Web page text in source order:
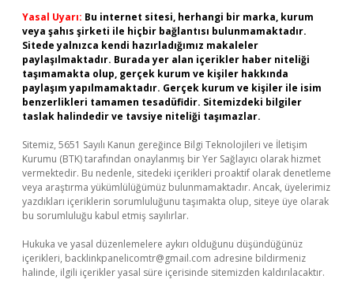
Yasal Uyarı: Bu internet sitesi, herhangi bir marka, kurum
veya şahıs şirketi ile hiçbir bağlantısı bulunmamaktadır.
Sitede yalnızca kendi hazırladığımız makaleler
paylaşılmaktadır. Burada yer alan içerikler haber niteliği
taşımamakta olup, gerçek kurum ve kişiler hakkında
paylaşım yapılmamaktadır. Gerçek kurum ve kişiler ile isim
benzerlikleri tamamen tesadüfidir. Sitemizdeki bilgiler
taslak halindedir ve tavsiye niteliği taşımazlar.
Sitemiz, 5651 Sayılı Kanun gereğince Bilgi Teknolojileri ve İletişim
Kurumu (BTK) tarafından onaylanmış bir Yer Sağlayıcı olarak hizmet
vermektedir. Bu nedenle, sitedeki içerikleri proaktif olarak denetleme
veya araştırma yükümlülüğümüz bulunmamaktadır. Ancak, üyelerimiz
yazdıkları içeriklerin sorumluluğunu taşımakta olup, siteye üye olarak
bu sorumluluğu kabul etmiş sayılırlar.
Hukuka ve yasal düzenlemelere aykırı olduğunu düşündüğünüz
içerikleri, backlinkpanelicomtr@gmail.com adresine bildirmeniz
halinde, ilgili içerikler yasal süre içerisinde sitemizden kaldırılacaktır.